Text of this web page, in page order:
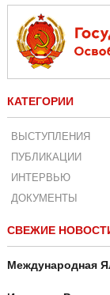
КАТЕГОРИИ
ВЫСТУПЛЕНИЯ
ПУБЛИКАЦИИ
ИНТЕРВЬЮ
ДОКУМЕНТЫ
СВЕЖИЕ
Международная